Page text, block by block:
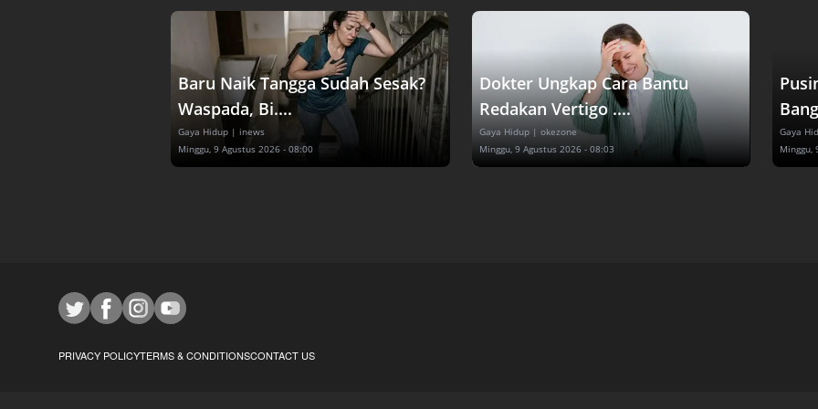
Baru Naik Tangga Sudah Sesak?
Waspada, Bi....
Gaya Hidup | inews
Minggu, 9 Agustus 2026 - 08:00
Dokter Ungkap Cara Bantu
Redakan Vertigo ....
Gaya Hidup | okezone
Minggu, 9 Agustus 2026 - 08:03
Gaya
Minggu,
PRIVACY POLICYTERMS & CONDITIONSCONTACT US